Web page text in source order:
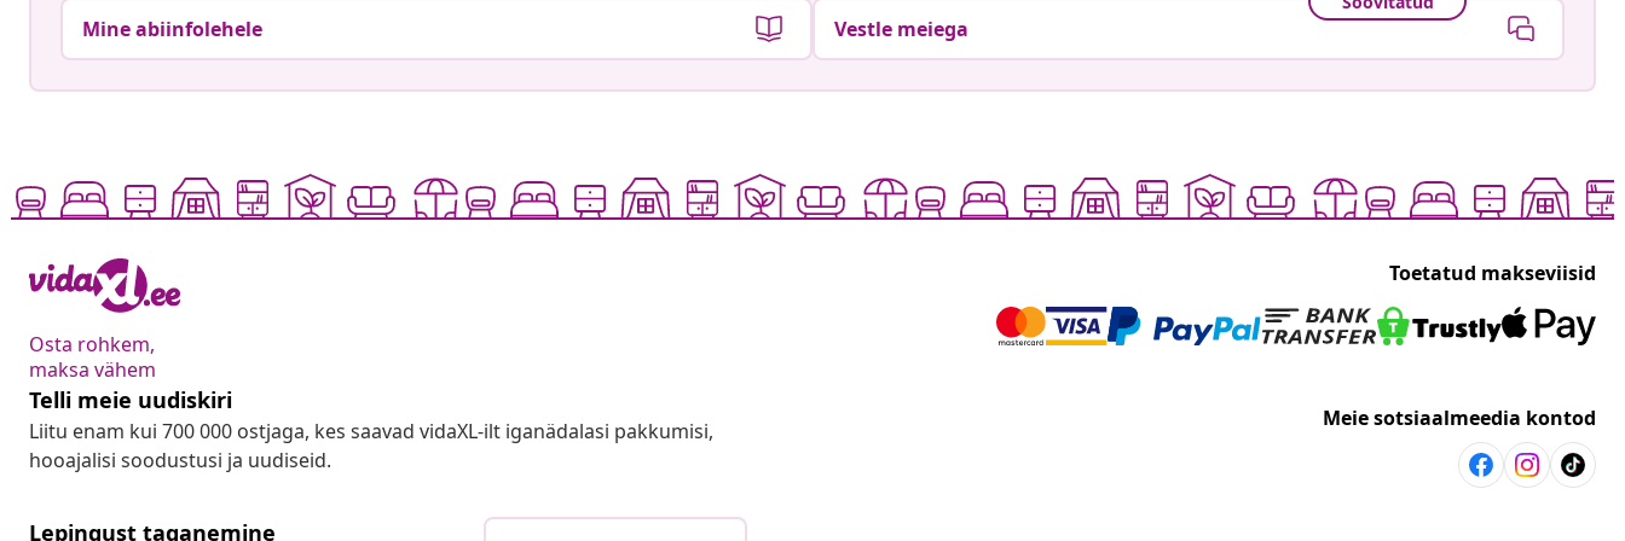
Mine abiinfolehele Vestle meiega
Osta rohkem,
maksa vähem
Toetatud makseviisid
Telli meie uudiskiri
Liitu enam kui 700 000 ostjaga, kes saavad vidaXL-ilt iganädalasi pakkumisi,
hooajalisi soodustusi ja uudiseid.
Meie sotsiaalmeedia kontod
Lepingust taganemine